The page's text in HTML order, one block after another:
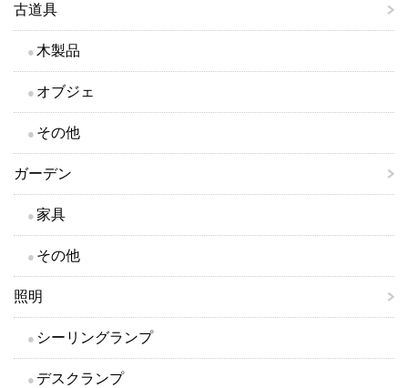
古道具
木製品
オブジェ
その他
ガーデン
家具
その他
照明
シーリングランプ
デスクランプ